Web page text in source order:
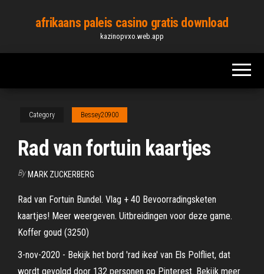
content
afrikaans paleis casino gratis download
kazinopvxo.web.app
Category Bessey20900
Rad van fortuin kaartjes
By MARK ZUCKERBERG
Rad van Fortuin Bundel. Vlag + 40 Bevoorradingsketen
kaartjes! Meer weergeven. Uitbreidingen voor deze game.
Koffer goud (3250)
3-nov-2020 - Bekijk het bord 'rad ikea' van Els Polfliet, dat
wordt gevolgd door 132 personen op Pinterest. Bekijk meer